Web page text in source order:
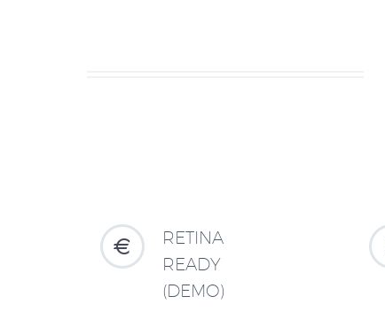


RETINA
READY
(DEMO)